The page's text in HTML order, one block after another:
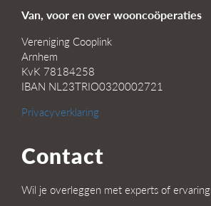
Van, voor en over wooncoöperaties
Vereniging Cooplink
Arnhem
KvK 78184258
IBAN NL23TRIO0320002721
Privacyverklaring
Contact
Wil je overleggen met experts of